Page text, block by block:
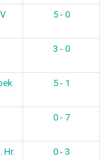
5 - 0
3 - 0
5 - 1
0 - 7
Hr. 0 - 3